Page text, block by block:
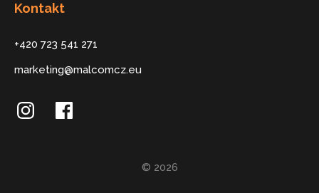
Kontakt
+420 723 541 271
marketing@malcomcz.eu
© 2026